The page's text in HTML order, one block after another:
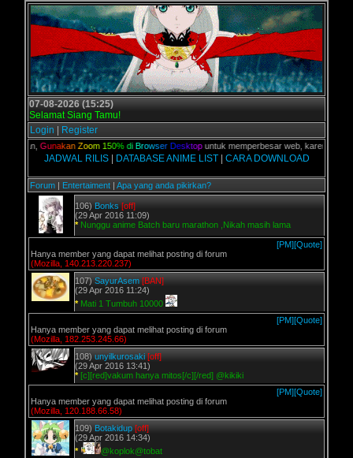
07-08-2026 (15:25)
Selamat Siang Tamu!
Login
Register
kalian,G unakan Zoom 150% di Browser D esktopuntuk memperbesar web, karena
JADWAL RILIS| DATABASE ANIME LIST| CARA DOWNLOAD
Forum | Entertaiment | Apa yang anda pikirkan?
106) Bonks [off]
(29 Apr 2016 11:09)
* Nunggu anime Batch baru marathon ,Nikah masih lama
[PM][Quote]
Hanya member yang dapat melihat posting di forum
(Mozilla, 140.213.220.237)
107) SayurAsem [BAN]
(29 Apr 2016 11:24)
* Mati 1 Tumbuh 10000
[PM][Quote]
Hanya member yang dapat melihat posting di forum
(Mozilla, 182.253.245.66)
108) unyilkurosaki [off]
(29 Apr 2016 13:41)
* [c][red]vakum hanya mitos[/c][/red] @kikiki
[PM][Quote]
Hanya member yang dapat melihat posting di forum
(Mozilla, 120.188.66.58)
109) Botakidup [off]
(29 Apr 2016 14:34)
*
@koplok@tobat